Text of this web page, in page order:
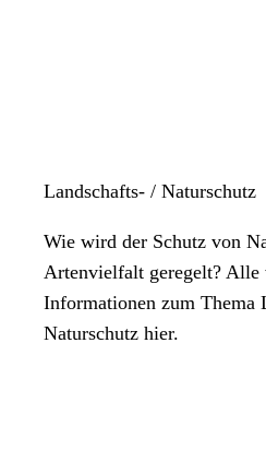
Landschafts- / Naturschutz
Wie wird der Schutz von
Artenvielfalt geregelt? Alle
Informationen zum Thema
Naturschutz hier.